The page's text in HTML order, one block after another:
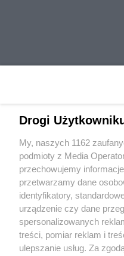
Wydawca mediów
Nie zapomnij
zapoznać się z:
polityką prywatności
Twojemiasto
Drogi
My, naszych 1162
podmioty z Media
przechowujemy
przetwarzamy dane
identyfikatory,
urządzenie czy dane
spersonalizowanych
treści, pomiar reklam i
ulepszanie usług. Za